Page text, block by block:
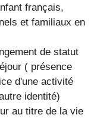
français,
et familiaux en
de statut
( présence
d'une activité
identité)
au titre de la vie